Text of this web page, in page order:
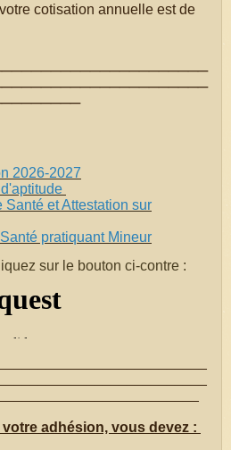
cotisation annuelle est de
2026-2027
Santé et Attestation sur
pratiquant Mineur
sur le bouton ci-contre :
adhésion, vous devez :